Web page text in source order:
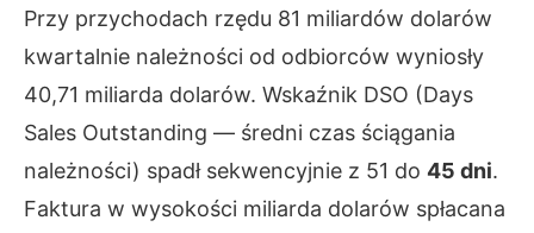
Przy przychodach rzędu 81 miliardów dolarów
kwartalnie należności od odbiorców wyniosły
40,71 miliarda dolarów. Wskaźnik DSO (Days
Sales Outstanding — średni czas ściągania
należności) spadł sekwencyjnie z 51 do 45 dni.
Faktura w wysokości miliarda dolarów spłacana